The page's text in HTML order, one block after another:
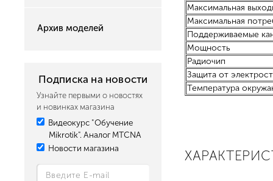
Архив моделей
Подписка на новости
Узнайте первыми о новостях
и новинках магазина
Видеокурс "Обучение
Mikrotik". Аналог MTCNA
Новости магазина
Максимальная
Максимальная
Поддерживаемые
Мощность
Радиочип
Защита от
Температура